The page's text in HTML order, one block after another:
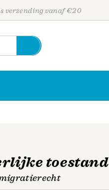
verzending vanaf €20
toestand
Personen